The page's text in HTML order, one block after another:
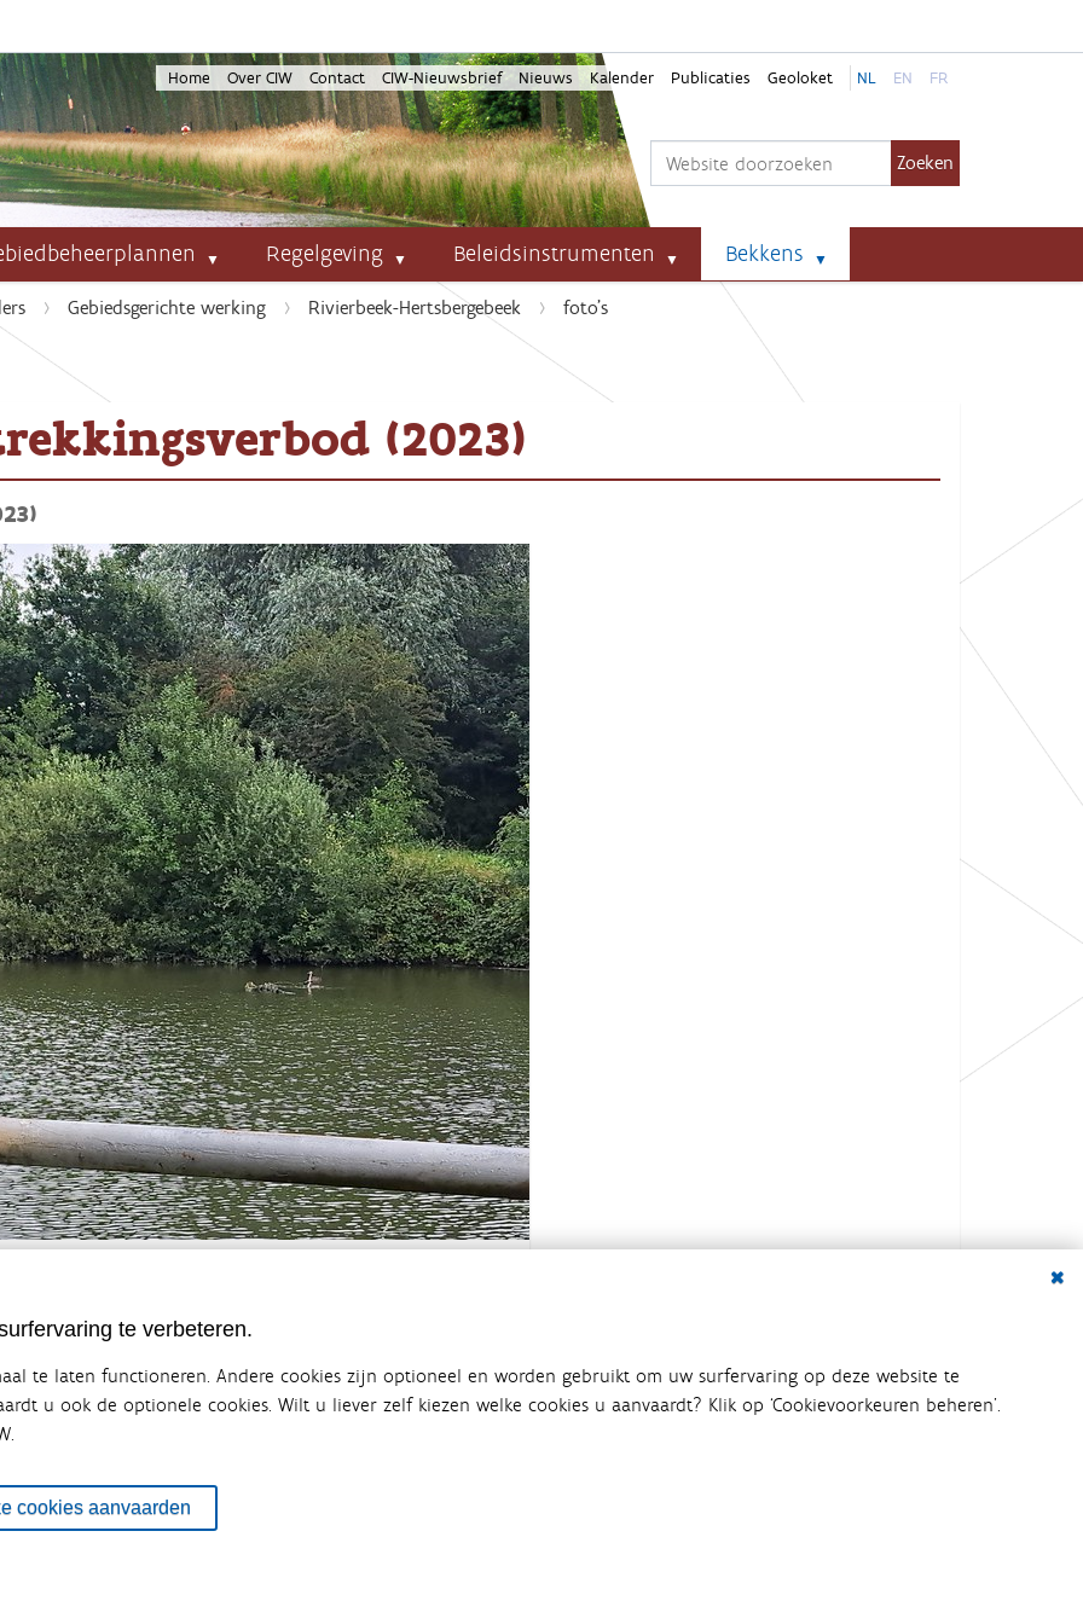
Home Over CIW Contact CIW-Nieuwsbrief Nieuws Kalender Publicaties Geoloket NL EN FR
Regelgeving Beleidsinstrumenten Bekkens
Gebiedsgerichte werking Rivierbeek-Hertsbergebeek foto's
(2023)
te verbeteren.
te laten functioneren. Andere cookies zijn optioneel en worden gebruikt om uw surfervaring op deze website te
u ook de optionele cookies. Wilt u liever zelf kiezen welke cookies u aanvaardt? Klik op ‘Cookievoorkeuren beheren’.
cookies aanvaarden
van de Vlaamse overheid
overlegplatform van de diverse beleidsdomeinen en bestuursniveaus die bij het waterbeleid betrokken
zorgt voor een gecoördineerde en geïntegreerde aanpak van het waterbeleid en